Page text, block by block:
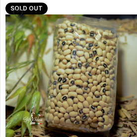
SOLD OUT